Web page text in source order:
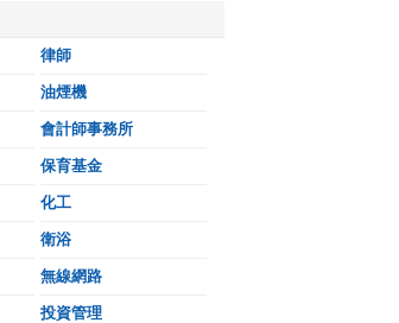
律師
油煙機
會計師事務所
保育基金
化工
衛浴
無線網路
投資管理